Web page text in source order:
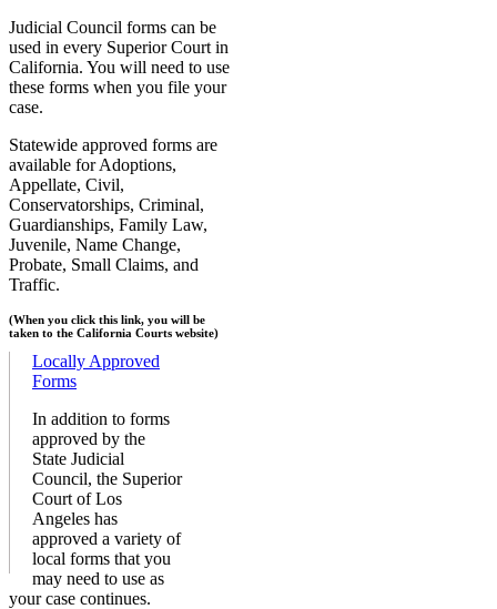
Judicial Council forms can be
used in every Superior Court in
California. You will need to use
these forms when you file your
case.
Statewide approved forms are
available for Adoptions,
Appellate, Civil,
Conservatorships, Criminal,
Guardianships, Family Law,
Juvenile, Name Change,
Probate, Small Claims, and
Traffic.
(When you click this link, you will be
taken to the California Courts website)
Locally Approved
Forms
In addition to forms
approved by the
State Judicial
Council, the Superior
Court of Los
Angeles has
approved a variety of
local forms that you
may need to use as
your case continues.